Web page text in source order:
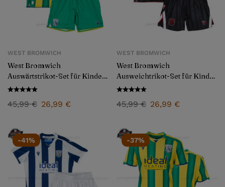
WEST BROMWICH
West Bromwich
Auswärtstrikot-Set für Kinder
2025/26
45,99€ 26,99 €
WEST BROMWICH
West Bromwich
Ausweichtrikot-Set für Kinder
2025/26
45,99€ 26,99 €
-41% -37%